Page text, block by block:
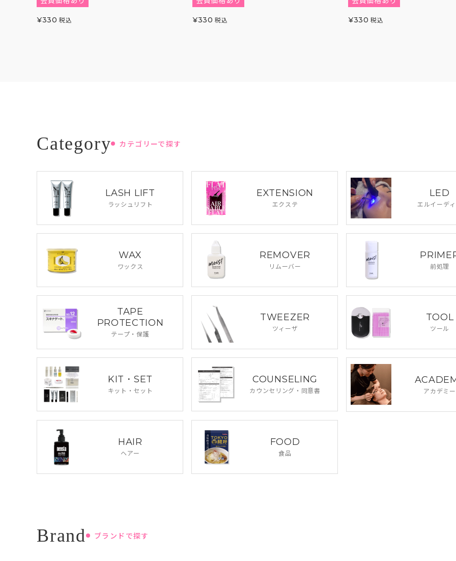
¥330 税込 ¥330 税込 ¥330 税込
カテゴリーで探す
LASH LIFT
ラッシュリフト
EXTENSION
エクステ
LED
エルイーデ
WAX
ワックス
REMOVER
リムーバー 前処理
TAPE
PROTECTION
テープ・保護
TWEEZER
ツィーザ
TOOL
ツール
KIT・SET
キット・セット
COUNSELING
カウンセリング・ 同意書 アカデミー
HAIR
ヘアー
FOOD
食品
ブランドで探す